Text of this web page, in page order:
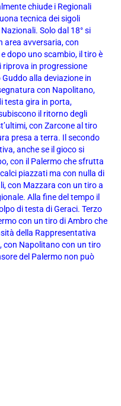
chiude i Regionali
tecnica dei sigoli
Solo dal 18° si
area avversaria, con
dopo uno scambio, il tiro è
riprova in progressione
alla deviazione in
con Napolitano,
testa gira in porta,
il ritorno degli
con Zarcone al tiro
presa a terra. Il secondo
anche se il gioco si
con il Palermo che sfrutta
piazzati ma con nulla di
con Mazzara con un tiro a
Alla fine del tempo il
di testa di Geraci. Terzo
con un tiro di Ambro che
della Rappresentativa
con Napolitano con un tiro
del Palermo non può